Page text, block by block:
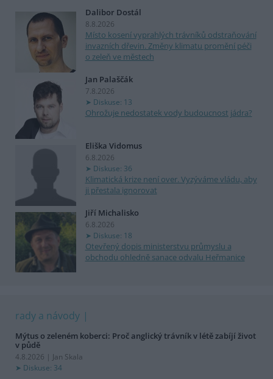
Dalibor Dostál
8.8.2026
Místo kosení vyprahlých trávníků odstraňování
invazních dřevin. Změny klimatu promění péči
o zeleň ve městech
Jan Palaščák
7.8.2026
Diskuse: 13
Ohrožuje nedostatek vody budoucnost jádra?
Eliška Vidomus
6.8.2026
Diskuse: 36
Klimatická krize není over. Vyzýváme vládu, aby
ji přestala ignorovat
Jiří Michalisko
6.8.2026
Diskuse: 18
Otevřený dopis ministerstvu průmyslu a
obchodu ohledně sanace odvalu Heřmanice
rady a návody
Mýtus o zeleném koberci: Proč anglický trávník v létě zabíjí život
v půdě
4.8.2026 | Jan Skala
Diskuse: 34